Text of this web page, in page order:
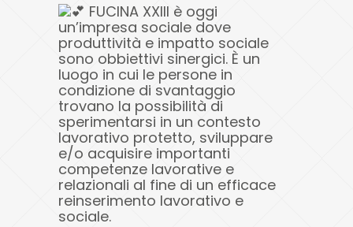
FUCINA XXIII è oggi
un’impresa sociale dove
produttività e impatto sociale
sono obbiettivi sinergici. È un
luogo in cui le persone in
condizione di svantaggio
trovano la possibilità di
sperimentarsi in un contesto
lavorativo protetto, sviluppare
e/o acquisire importanti
competenze lavorative e
relazionali al fine di un efficace
reinserimento lavorativo e
sociale.